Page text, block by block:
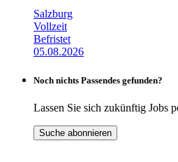
Salzburg
Vollzeit
Befristet
05.08.2026
Noch nichts Passendes gefunden?
Lassen Sie sich zukünftig Jobs
Suche abonnieren